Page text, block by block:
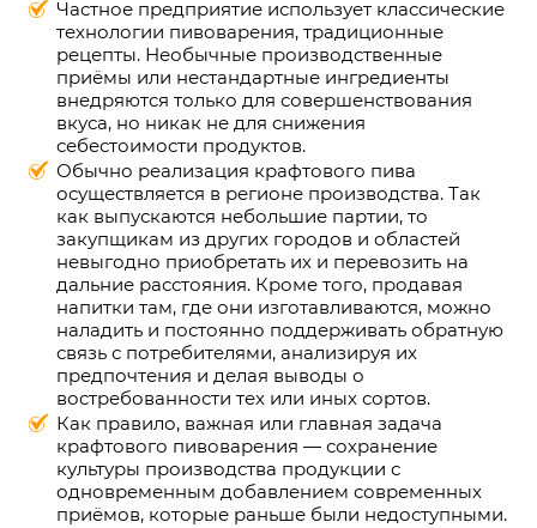
Частное предприятие использует классические
технологии пивоварения, традиционные
рецепты. Необычные производственные
приёмы или нестандартные ингредиенты
внедряются только для совершенствования
вкуса, но никак не для снижения
себестоимости продуктов.
Обычно реализация крафтового пива
осуществляется в регионе производства. Так
как выпускаются небольшие партии, то
закупщикам из других городов и областей
невыгодно приобретать их и перевозить на
дальние расстояния. Кроме того, продавая
напитки там, где они изготавливаются, можно
наладить и постоянно поддерживать обратную
связь с потребителями, анализируя их
предпочтения и делая выводы о
востребованности тех или иных сортов.
Как правило, важная или главная задача
крафтового пивоварения — сохранение
культуры производства продукции с
одновременным добавлением современных
приёмов, которые раньше были недоступными.